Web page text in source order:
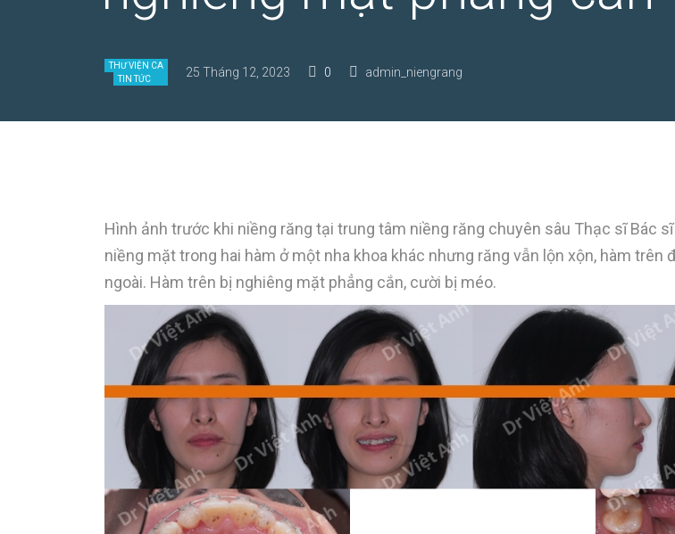
THƯ VIỆN CA
TIN TỨC
25 Tháng 12, 2023 0 admin_niengrang
Hình ảnh trước khi niềng răng tại trung tâm niềng răng chuyên sâu Thạc sĩ Bác
niềng mặt trong hai hàm ở một nha khoa khác nhưng răng vẫn lộn xộn, hàm trên
ngoài. Hàm trên bị nghiêng mặt phẳng cắn, cười bị méo.